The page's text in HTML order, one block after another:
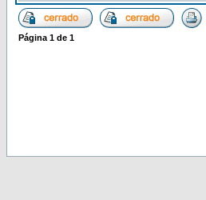
Página 1 de 1